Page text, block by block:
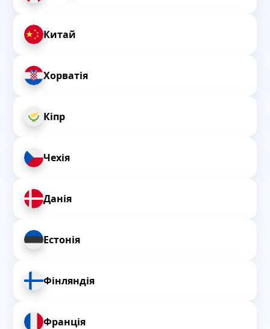
Китай
Хорватія
Кіпр
Чехія
Данія
Естонія
Фінляндія
Франція